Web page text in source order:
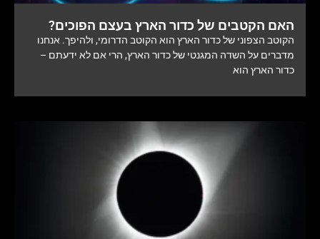
האם הקטבים של כדור הארץ בעצם הפוכים?
הקוטב הצפוני של כדור הארץ הוא הקוטב הדרומי, ולהיפך. אנחנו
מדברים על השדה המגנטי של כדור הארץ, הרי אם לא ידעתם –
כדור הארץ הוא